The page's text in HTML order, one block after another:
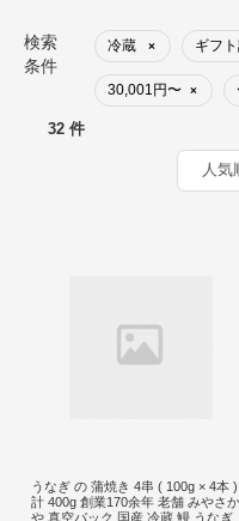
検索
条件
冷蔵 × ギフ
30,001円〜 ×
32 件
うなぎ の 蒲焼き 4串 ( 100g × 4本 )
計 400g 創業170余年 老舗 みやさか
や 真空パック 国産 冷蔵 鰻 うなぎの